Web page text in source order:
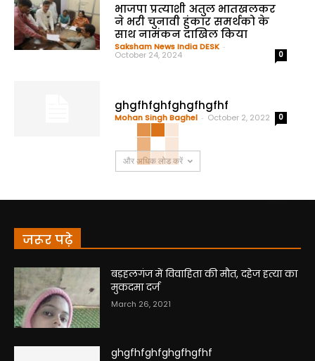
भाजपा प्रत्याशी अतुल भातखलकर
ने भरी चुनावी हुंकार समर्थको के
साथ नामंकन दाखिल किया
Saksham News India DESK -
October 24, 2024 0
ghgfhfghfghgfhgfhf
Mohan Singh Baghel - October 2, 2022 0
और अधिक लोड करें
जरूर पढ़े
बड़हलगंज में विवाहिता की मौत, दहेज हत्या का
मुकदमा दर्ज
March 26, 2021
ghgfhfghfghgfhgfhf